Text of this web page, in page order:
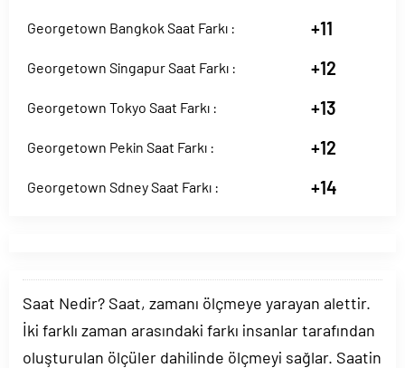
Georgetown Bangkok Saat Farkı : +11
Georgetown Singapur Saat Farkı : +12
Georgetown Tokyo Saat Farkı : +13
Georgetown Pekin Saat Farkı : +12
Georgetown Sdney Saat Farkı : +14
Saat Nedir? Saat, zamanı ölçmeye yarayan alettir.
İki farklı zaman arasındaki farkı insanlar tarafından
oluşturulan ölçüler dahilinde ölçmeyi sağlar. Saatin